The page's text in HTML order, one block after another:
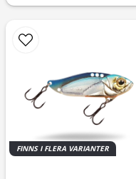
FINNS I FLERA VARIANTER